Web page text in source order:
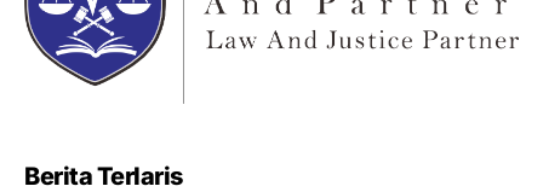
Berita Terlaris